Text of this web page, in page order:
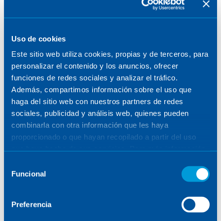
Uso de cookies
Este sitio web utiliza cookies, propias y de terceros, para
personalizar el contenido y los anuncios, ofrecer
funciones de redes sociales y analizar el tráfico.
Además, compartimos información sobre el uso que
haga del sitio web con nuestros partners de redes
sociales, publicidad y análisis web, quienes pueden
combinarla con otra información que les haya
proporcionado o que hayan recopilado a partir del uso
Funcional
Preferencia
actualmente, principal fuente de los centros de
datos en el país.
Aunque las empresas que lideran la IA tienen la
escala y el conocimiento técnico, la
implementación en masa seguirá siendo un
esfuerzo continuo para la mayoría de los
operadores decolocation,que ayudarán a las
grandes tecnológicas a cumplir con eltime to
market.
Atendiendo a los requisitos de densidad de
albergar la IA, podemos decir que hablamos de
refrigeración
líquiday posiblemente las temperaturas de